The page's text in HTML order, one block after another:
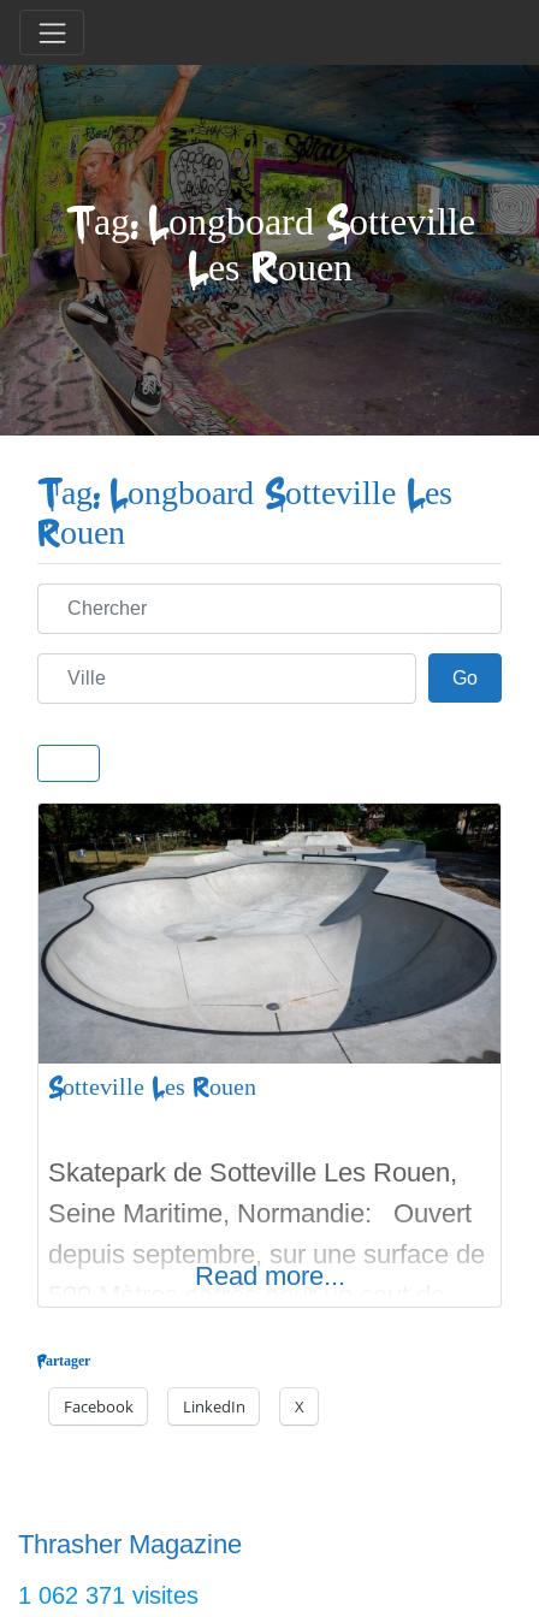
Tag: Longboard Sotteville
Les Rouen
Tag: Longboard Sotteville Les
Rouen
Chercher
Ville GoGo
Sotteville Les Rouen
Skatepark de Sotteville Les Rouen,
Seine Maritime, Normandie: Ouvert
depuis septembre, sur une surface de
500 Mètres carrés pour un cout de
d’Antidote Skateparks. Un bowl pas
très profond avec plusieurs hips et du
courbes au rayon assez doux.
Read more...
Partager
Facebook LinkedIn X
Thrasher Magazine
1 062 371 visites